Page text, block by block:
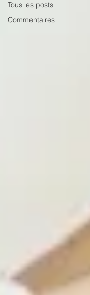
Tous les posts
Commentaires